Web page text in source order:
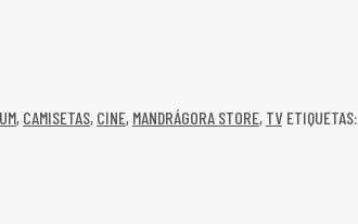
, CAMISETAS, CINE, MANDRÁGORA STORE, TV ETIQUETAS: